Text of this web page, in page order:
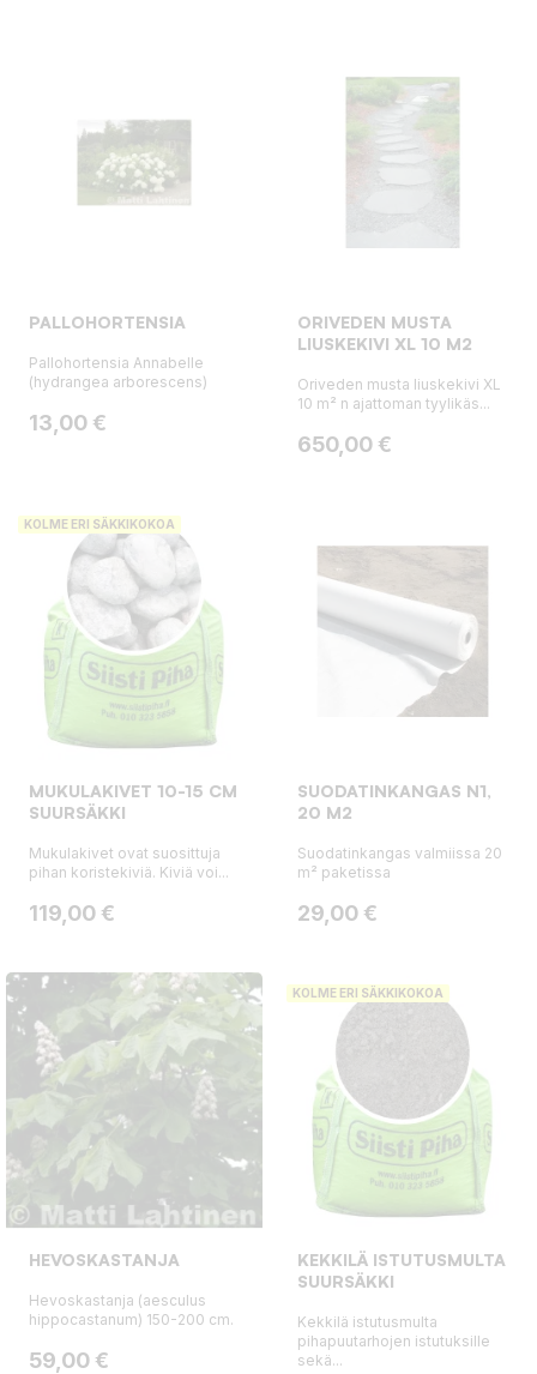
PALLOHORTENSIA
Pallohortensia Annabelle
(hydrangea arborescens)
Hinta
13,00 €
ORIVEDEN MUSTA
LIUSKEKIVI XL 10 M2
Oriveden musta liuskekivi XL
10 m² n ajattoman tyylikäs...
Hinta
650,00 €
KOLME ERI SÄKKIKOKOA
MUKULAKIVET 10-15 CM
SUURSÄKKI
Mukulakivet ovat suosittuja
pihan koristekiviä. Kiviä voi...
Hinta
119,00 €
SUODATINKANGAS N1,
20 M2
Suodatinkangas valmiissa 20
m² paketissa
Hinta
29,00 €
HEVOSKASTANJA
Hevoskastanja (aesculus
hippocastanum) 150-200 cm.
Hinta
59,00 €
KOLME ERI SÄKKIKOKOA
KEKKILÄ ISTUTUSMULTA
SUURSÄKKI
Kekkilä istutusmulta
pihapuutarhojen istutuksille
sekä...